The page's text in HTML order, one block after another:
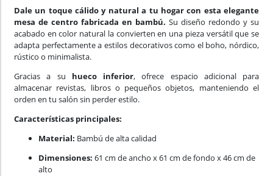
Dale un toque cálido y natural a tu hogar con esta elegante
mesa de centro fabricada en bambú. Su diseño redondo y su
acabado en color natural la convierten en una pieza versátil que se
adapta perfectamente a estilos decorativos como el boho, nórdico,
rústico o minimalista.
Gracias a su hueco inferior, ofrece espacio adicional para
almacenar revistas, libros o pequeños objetos, manteniendo el
orden en tu salón sin perder estilo.
Características principales:
Material: Bambú de alta calidad
Dimensiones: 61 cm de ancho x 61 cm de fondo x 46 cm de
alto